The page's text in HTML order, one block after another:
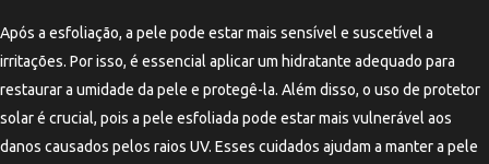
Após a esfoliação, a pele pode estar mais sensível e suscetível a
irritações. Por isso, é essencial aplicar um hidratante adequado para
restaurar a umidade da pele e protegê-la. Além disso, o uso de protetor
solar é crucial, pois a pele esfoliada pode estar mais vulnerável aos
danos causados pelos raios UV. Esses cuidados ajudam a manter a pele